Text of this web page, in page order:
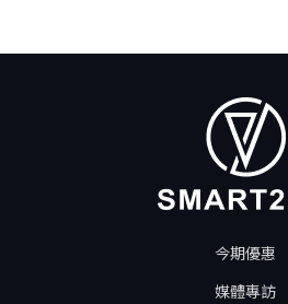
今期優惠
媒體專訪